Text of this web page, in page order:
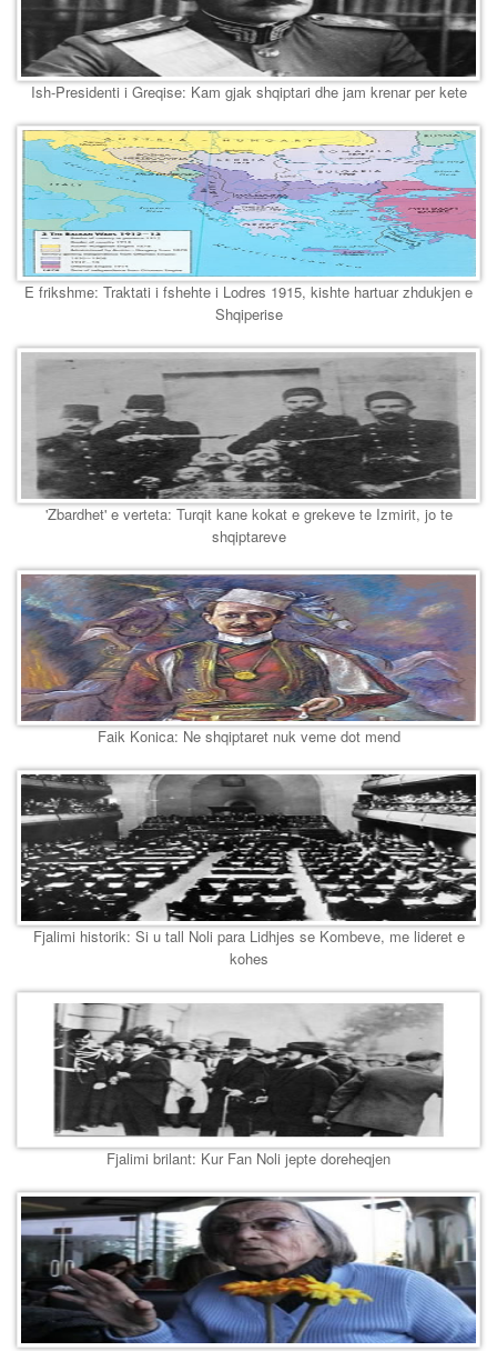
Ish-Presidenti i Greqise: Kam gjak shqiptari dhe jam krenar per kete
E frikshme: Traktati i fshehte i Lodres 1915, kishte hartuar zhdukjen e
Shqiperise
'Zbardhet' e verteta: Turqit kane kokat e grekeve te Izmirit, jo te
shqiptareve
Faik Konica: Ne shqiptaret nuk veme dot mend
Fjalimi historik: Si u tall Noli para Lidhjes se Kombeve, me lideret e
kohes
Fjalimi brilant: Kur Fan Noli jepte doreheqjen